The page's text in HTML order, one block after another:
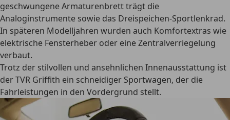
geschwungene Armaturenbrett trägt die
Analoginstrumente sowie das Dreispeichen-Sportlenkrad.
In späteren Modelljahren wurden auch Komfortextras wie
elektrische Fensterheber oder eine Zentralverriegelung
verbaut.
Trotz der stilvollen und ansehnlichen Innenausstattung ist
der TVR Griffith ein schneidiger Sportwagen, der die
Fahrleistungen in den Vordergrund stellt.